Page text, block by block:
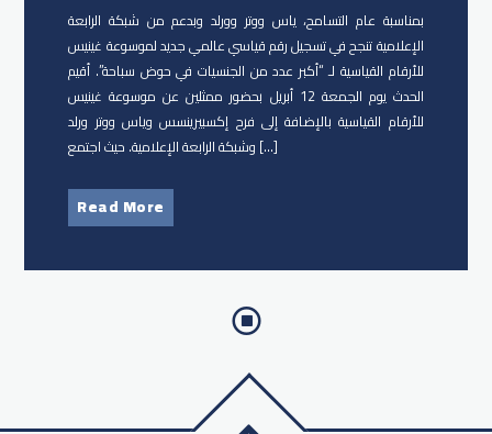
بمناسبة عام التسامح، ياس ووتر وورلد وبدعم من شبكة الرابعة
الإعلامية تنجح في تسجيل رقم قياسي عالمي جديد لموسوعة غينيس
للأرقام القياسية لـ “أكبر عدد من الجنسيات في حوض سباحة”. أقيم
الحدث يوم الجمعة 12 أبريل بحضور ممثلين عن موسوعة غينيس
للأرقام القياسية بالإضافة إلى فرح إكسبيرينسس وياس ووتر ورلد
وشبكة الرابعة الإعلامية. حيث اجتمع […]
Read More